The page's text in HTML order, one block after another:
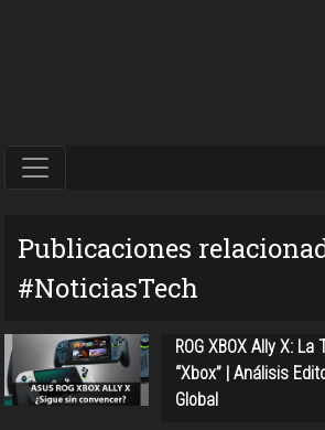
Publicaciones
#NoticiasTech
ROG XBOX Ally X:
“Xbox” | Análisis
Global